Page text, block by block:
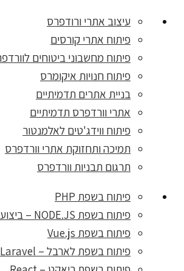
עיצוב אתרי ורודפרס
פיתוח אתרי קורסים
פיתוח מחשבוני ביטוחים
פיתוח חנויות איקומרס
בניית אתרים תדמיתיים
אתרי וורדפרס תדמיתיים
פיתוח ווידג'טים לאלמנטור
תמיכה ותחזוקת אתרי וורדפרס
תרגום תבניות וורדפרס
פיתוח בשפת PHP
פיתוח בשפת NODE.JS – ביצועים גבוהים
פיתוח בשפת Vue.js
פיתוח בשפת לארבל – Laravel